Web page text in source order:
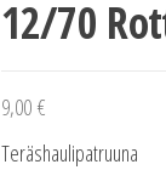
12/70
9,00 €
Teräshaulipatruuna